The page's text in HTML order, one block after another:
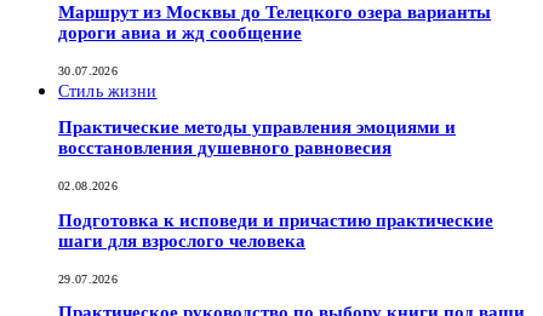
Маршрут из Москвы до Телецкого озера варианты
дороги авиа и жд сообщение
30.07.2026
Стиль жизни
Практические методы управления эмоциями и
восстановления душевного равновесия
02.08.2026
Подготовка к исповеди и причастию практические
шаги для взрослого человека
29.07.2026